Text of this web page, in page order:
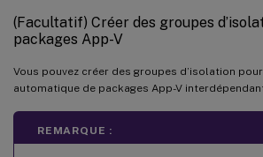
(Facultatif) Créer des groupes
packages App-V
Vous pouvez créer des groupes d’isolation
automatique de packages App-V
REMARQUE :